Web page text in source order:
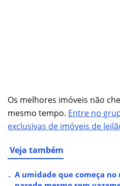
Os melhores imóveis não
mesmo tempo. Entre no
exclusivas de imóveis de
Veja também
A umidade que começa